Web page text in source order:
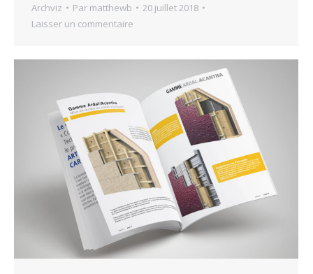
Archviz Par matthewb
20 juillet 2018
Laisser un commentaire